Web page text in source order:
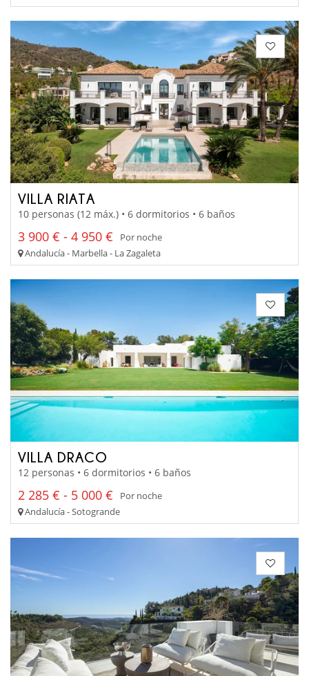
VILLA RIATA
10 personas (12 máx.) • 6 dormitorios • 6 baños
3 900 € - 4 950 €
Por noche
Andalucía - Marbella - La Zagaleta
VILLA DRACO
12 personas • 6 dormitorios • 6 baños
2 285 € - 5 000 €
Por noche
Andalucía - Sotogrande